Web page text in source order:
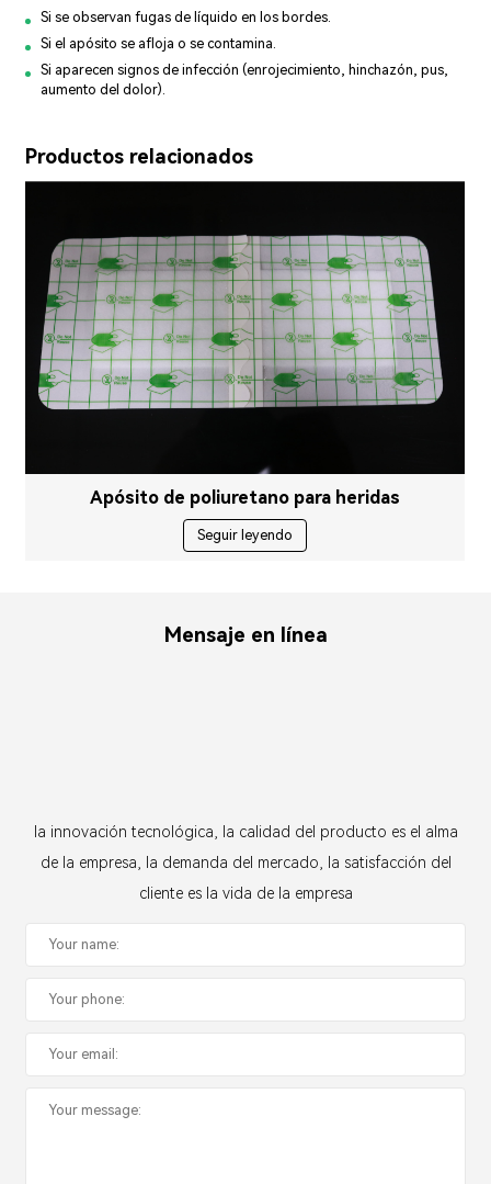
Si se observan fugas de líquido en los bordes.
Si el apósito se afloja o se contamina.
Si aparecen signos de infección (enrojecimiento, hinchazón, pus,
aumento del dolor).
Productos relacionados
Apósito de poliuretano para heridas
Seguir leyendo
Mensaje en línea
la innovación tecnológica, la calidad del producto es el alma
de la empresa, la demanda del mercado, la satisfacción del
cliente es la vida de la empresa